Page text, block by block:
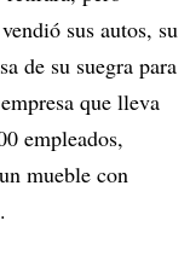
sus autos, su
de su suegra para
que lleva
empleados,
mueble con